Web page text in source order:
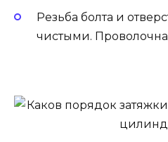
Резьба болта и
чистыми.